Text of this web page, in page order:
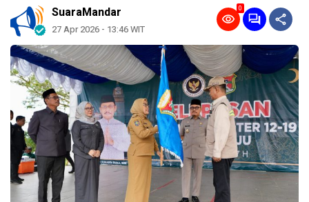
SuaraMandar
27 Apr 2026 - 13:46 WIT
0